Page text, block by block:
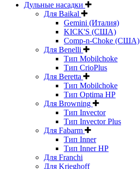
Дульные насадки
Для Baikal
Gemini (Италия)
KICK'S (США)
Comp-n-Choke (США)
Для Benelli
Тип Mobilchoke
Тип CrioPlus
Для Beretta
Тип Mobilchoke
Тип Optima HP
Для Browning
Тип Invector
Тип Invector Plus
Для Fabarm
Тип Inner
Тип Inner HP
Для Franchi
Для Krieghoff